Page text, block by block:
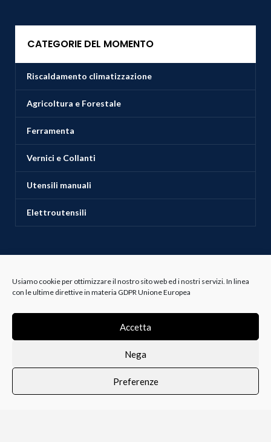
Usiamo cookie per ottimizzare il nostro sito web ed i nostri servizi. In linea
con le ultime direttive in materia GDPR Unione Europea
Accetta
Nega
Preferenze
CATEGORIE DEL MOMENTO
Riscaldamento climatizzazione
Agricoltura e Forestale
Ferramenta
Vernici e Collanti
Utensili manuali
Elettroutensili
ASSISTENZA CLIENTI